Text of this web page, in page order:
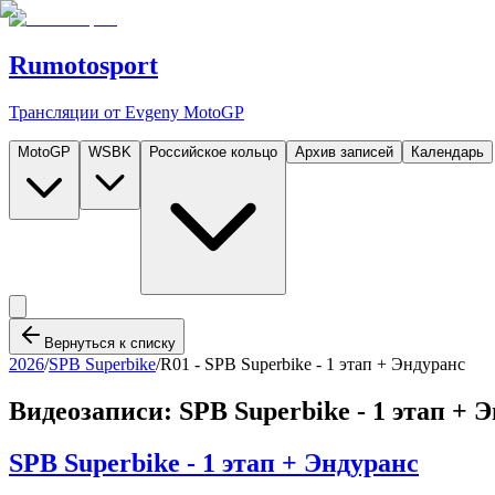
Rumotosport
Трансляции от Evgeny MotoGP
MotoGP WSBK Российское кольцо Архив записей Календарь
Вернуться к списку
2026/SPB Superbike/R01 - SPB Superbike - 1 этап + Эндуранс
Видеозаписи: SPB Superbike - 1 этап +
SPB Superbike - 1 этап + Эндуранс